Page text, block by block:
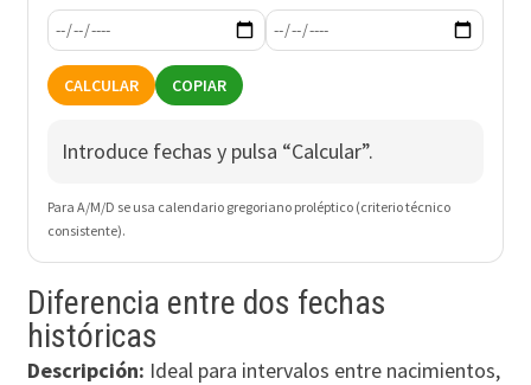
CALCULAR COPIAR
Introduce fechas y pulsa “Calcular”.
Para A/M/D se usa calendario gregoriano proléptico (criterio técnico
consistente).
Diferencia entre dos fechas
históricas
Descripción: Ideal para intervalos entre nacimientos,